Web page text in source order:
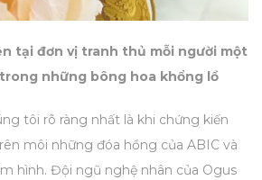
tại đơn vị tranh thủ mỗi người một
những bông hoa khổng lồ
tôi rõ ràng nhất là khi chứng kiến
môi những đóa hồng của ABIC và
hình. Đội ngũ nghệ nhân của Ogus